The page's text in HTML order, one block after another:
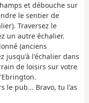
et débouche sur
le sentier de
Traversez le
un autre échalier.
(anciens
jusqu'à l'échalier dans
de loisirs sur votre
le pub... Bravo, tu l'as